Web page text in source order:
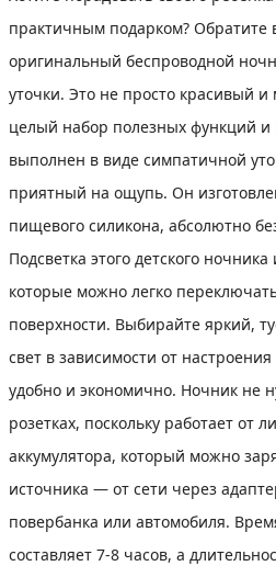
практичным подарком? Обратите
оригинальный беспроводной
уточки. Это не просто красивый
целый набор полезных функций
выполнен в виде симпатичной
приятный на ощупь. Он
пищевого силикона, абсолютно
Подсветка этого детского
которые можно легко
поверхности. Выбирайте яркий,
свет в зависимости от
удобно и экономично. Ночник не
розетках, поскольку работает от
аккумулятора, который можно
источника — от сети через
повербанка или автомобиля.
составляет 7-8 часов, а